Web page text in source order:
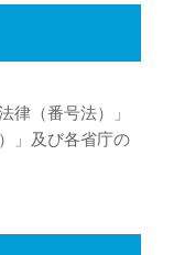
律（番号法）」
」及び各省庁の